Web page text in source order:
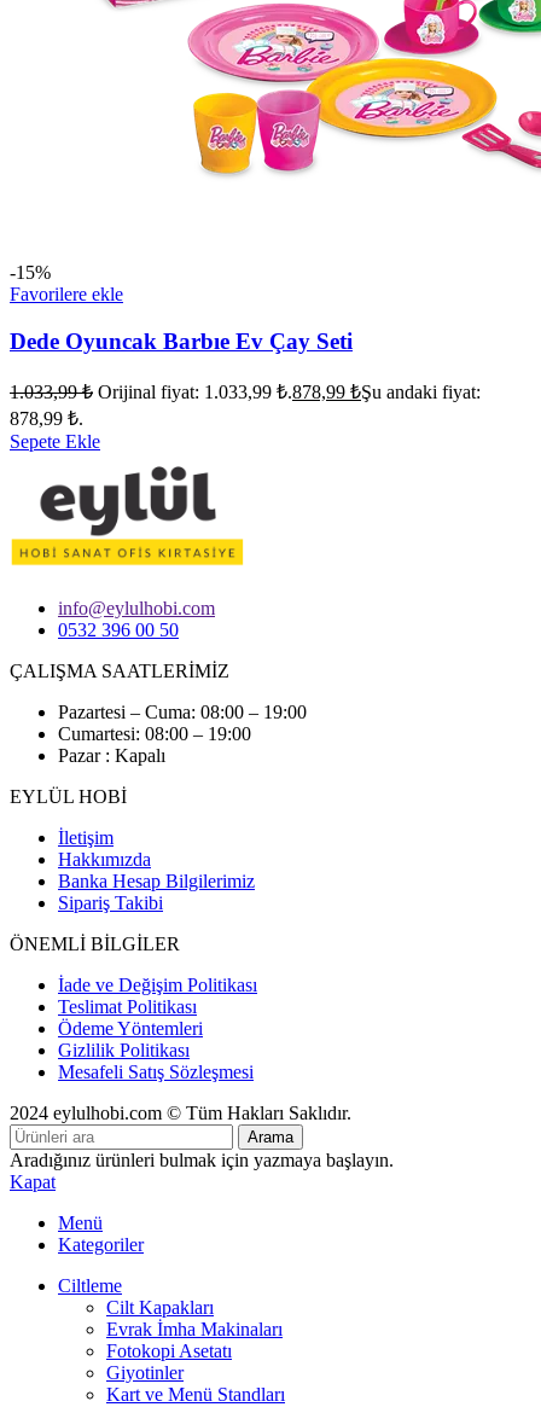
-15%
Favorilere ekle
Dede Oyuncak Barbıe Ev Çay Seti
1.033,99₺ Orijinal fiyat: 1.033,99 ₺.878,99 ₺Şu andaki fiyat:
878,99 ₺.
Sepete Ekle
info@eylulhobi.com
0532 396 00 50
ÇALIŞMA SAATLERİMİZ
Pazartesi – Cuma: 08:00 – 19:00
Cumartesi: 08:00 – 19:00
Pazar : Kapalı
EYLÜL HOBİ
İletişim
Hakkımızda
Banka Hesap Bilgilerimiz
Sipariş Takibi
ÖNEMLİ BİLGİLER
İade ve Değişim Politikası
Teslimat Politikası
Ödeme Yöntemleri
Gizlilik Politikası
Mesafeli Satış Sözleşmesi
2024 eylulhobi.com © Tüm Hakları Saklıdır.
Arama
Aradığınız ürünleri bulmak için yazmaya başlayın.
Kapat
Menü
Kategoriler
Ciltleme
Cilt Kapakları
Evrak İmha Makinaları
Fotokopi Asetatı
Giyotinler
Kart ve Menü Standları